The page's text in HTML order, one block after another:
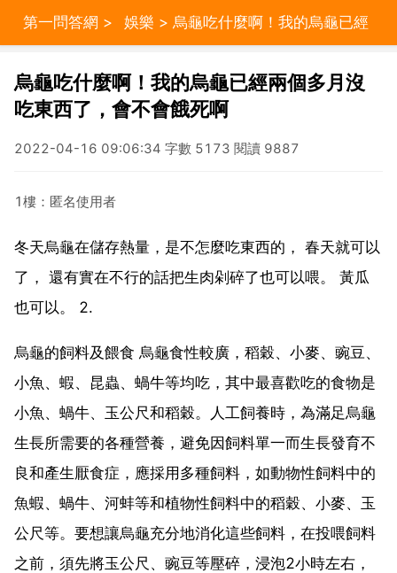
第一問答網 > 娛樂 > 烏龜吃什麼啊！我的烏龜已經
兩個多月沒吃東西了，會不會餓死啊
烏龜吃什麼啊！我的烏龜已經兩個多月沒
吃東西了，會不會餓死啊
2022-04-16 09:06:34 字數 5173 閱讀 9887
1樓：匿名使用者
冬天烏龜在儲存熱量，是不怎麼吃東西的， 春天就可以
了， 還有實在不行的話把生肉剁碎了也可以喂。 黃瓜
也可以。 2.
烏龜的飼料及餵食 烏龜食性較廣，稻穀、小麥、豌豆、
小魚、蝦、昆蟲、蝸牛等均吃，其中最喜歡吃的食物是
小魚、蝸牛、玉公尺和稻穀。人工飼養時，為滿足烏龜
生長所需要的各種營養，避免因飼料單一而生長發育不
良和產生厭食症，應採用多種飼料，如動物性飼料中的
魚蝦、蝸牛、河蚌等和植物性飼料中的稻穀、小麥、玉
公尺等。要想讓烏龜充分地消化這些飼料，在投喂飼料
之前，須先將玉公尺、豌豆等壓碎，浸泡2小時左右，